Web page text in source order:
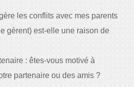
les conflits avec mes parents
gèrent) est-elle une raison de
: êtes-vous motivé à
partenaire ou des amis ?